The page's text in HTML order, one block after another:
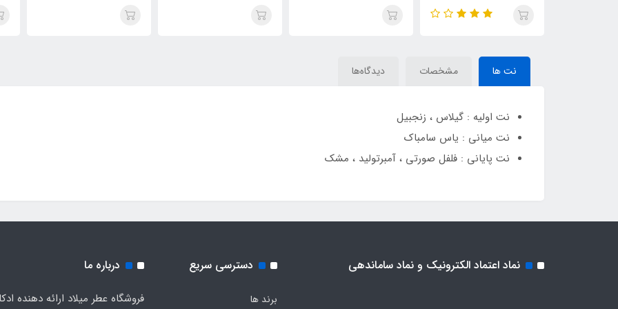
Tom Ford Cherry
Tom Ford Cherry
Tom Ford Cherry
Tom Ford Cherry
نت ها مشخصات دیدگاه‌ها
نت اولیه : گیلاس ، زنجبیل
نت میانی : یاس سامباک
نت پایانی : فلفل صورتی ، آمبرتولید ، مشک
نماد اعتماد الکترونیک و نماد ساماندهی دسترسی سریع
برند ها
درباره ما
فروشگاه عطر میلاد ارائه دهنده